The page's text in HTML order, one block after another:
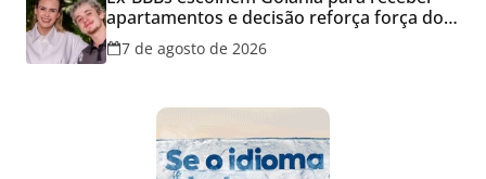
apartamentos e decisão reforça força do
mercado imobiliário da capital
7 de agosto de 2026